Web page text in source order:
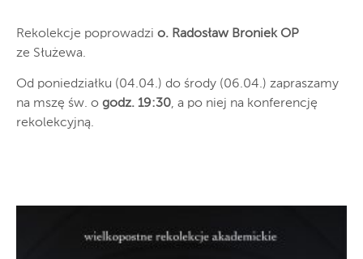
Rekolekcje poprowadzi o. Radosław Broniek OP
ze Służewa.
Od poniedziałku (04.04.) do środy (06.04.) zapraszamy
na mszę św. o godz. 19:30, a po niej na konferencję
rekolekcyjną.